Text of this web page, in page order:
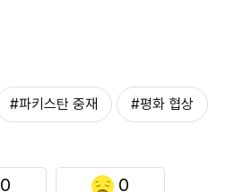
#파키스탄 중재 #평화 협상
0 0